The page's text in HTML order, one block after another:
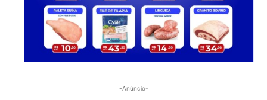
-Anúncio-